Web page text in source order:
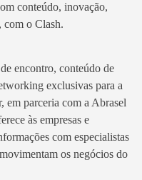
conteúdo, inovação,
com o Clash.
encontro, conteúdo de
exclusivas para a
em parceria com a Abrasel
às empresas e
com especialistas
os negócios do